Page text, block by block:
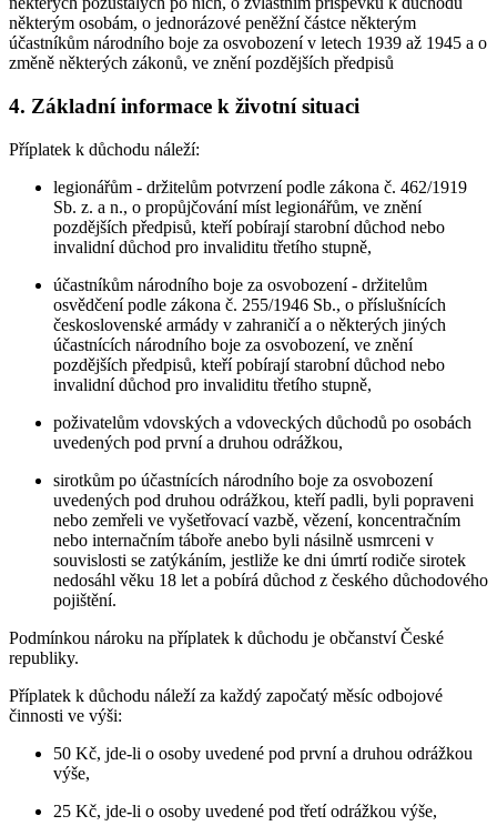
některým osobám, o jednorázové peněžní částce některým
účastníkům národního boje za osvobození v letech 1939 až 1945 a o
změně některých zákonů, ve znění pozdějších předpisů
4. Základní informace k životní situaci
Příplatek k důchodu náleží:
legionářům - držitelům potvrzení podle zákona č. 462/1919
Sb. z. a n., o propůjčování míst legionářům, ve znění
pozdějších předpisů, kteří pobírají starobní důchod nebo
invalidní důchod pro invaliditu třetího stupně,
účastníkům národního boje za osvobození - držitelům
osvědčení podle zákona č. 255/1946 Sb., o příslušnících
československé armády v zahraničí a o některých jiných
účastnících národního boje za osvobození, ve znění
pozdějších předpisů, kteří pobírají starobní důchod nebo
invalidní důchod pro invaliditu třetího stupně,
poživatelům vdovských a vdoveckých důchodů po osobách
uvedených pod první a druhou odrážkou,
sirotkům po účastnících národního boje za osvobození
uvedených pod druhou odrážkou, kteří padli, byli popraveni
nebo zemřeli ve vyšetřovací vazbě, vězení, koncentračním
nebo internačním táboře anebo byli násilně usmrceni v
souvislosti se zatýkáním, jestliže ke dni úmrtí rodiče sirotek
nedosáhl věku 18 let a pobírá důchod z českého důchodového
pojištění.
Podmínkou nároku na příplatek k důchodu je občanství České
republiky.
Příplatek k důchodu náleží za každý započatý měsíc odbojové
činnosti ve výši:
50 Kč, jde-li o osoby uvedené pod první a druhou odrážkou
výše,
25 Kč, jde-li o osoby uvedené pod třetí odrážkou výše,